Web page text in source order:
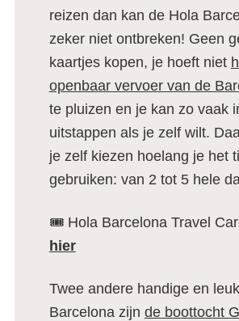
reizen dan kan de Hola
zeker niet ontbreken! Geen
kaartjes kopen, je hoeft niet
openbaar vervoer van de
te pluizen en je kan zo vaak
uitstappen als je zelf wilt.
je zelf kiezen hoelang je het
gebruiken: van 2 tot 5 hele
🎟️ Hola Barcelona Travel
hier
Twee andere handige en
Barcelona zijn de boottocht